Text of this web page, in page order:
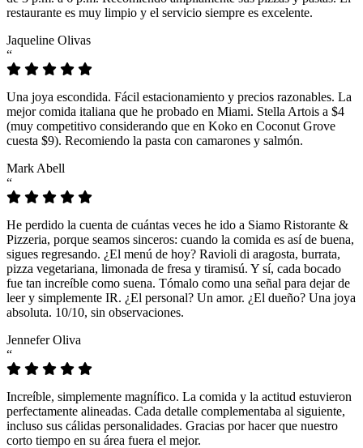
restaurante es muy limpio y el servicio siempre es excelente.
Jaqueline Olivas
“
Una joya escondida. Fácil estacionamiento y precios razonables. La
mejor comida italiana que he probado en Miami. Stella Artois a $4
(muy competitivo considerando que en Koko en Coconut Grove
cuesta $9). Recomiendo la pasta con camarones y salmón.
Mark Abell
“
He perdido la cuenta de cuántas veces he ido a Siamo Ristorante &
Pizzeria, porque seamos sinceros: cuando la comida es así de buena,
sigues regresando. ¿El menú de hoy? Ravioli di aragosta, burrata,
pizza vegetariana, limonada de fresa y tiramisú. Y sí, cada bocado
fue tan increíble como suena. Tómalo como una señal para dejar de
leer y simplemente IR. ¿El personal? Un amor. ¿El dueño? Una joya
absoluta. 10/10, sin observaciones.
Jennefer Oliva
“
Increíble, simplemente magnífico. La comida y la actitud estuvieron
perfectamente alineadas. Cada detalle complementaba al siguiente,
incluso sus cálidas personalidades. Gracias por hacer que nuestro
corto tiempo en su área fuera el mejor.